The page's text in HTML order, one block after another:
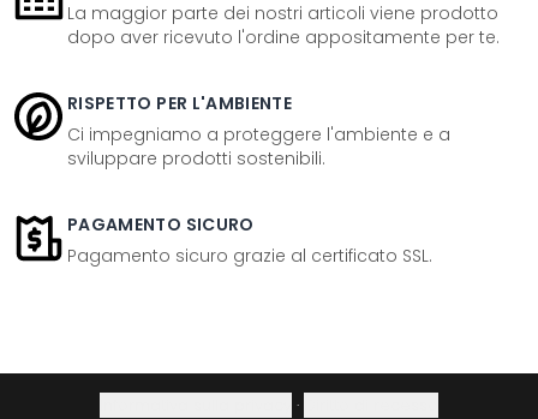
La maggior parte dei nostri articoli viene prodotto
dopo aver ricevuto l'ordine appositamente per te.
RISPETTO PER L'AMBIENTE
Ci impegniamo a proteggere l'ambiente e a
sviluppare prodotti sostenibili.
PAGAMENTO SICURO
Pagamento sicuro grazie al certificato SSL.
·